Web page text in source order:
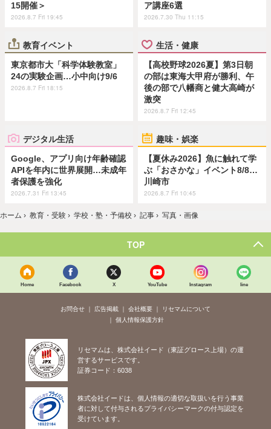
15開催＞
2026.8.7 Fri 19:45
ア講座6選
2026.7.30 Thu 11:15
教育イベント
東京都市大「科学体験教室」
24の実験企画…小中向け9/6
2026.8.7 Fri 18:15
生活・健康
【高校野球2026夏】第3日朝
の部は東海大甲府が勝利、午
後の部で八幡商と健大高崎が
激突
2026.8.7 Fri 12:45
デジタル生活
Google、アプリ向け年齢確認
APIを年内に世界展開…未成年
者保護を強化
2026.7.31 Fri 13:45
趣味・娯楽
【夏休み2026】魚に触れて学
ぶ「おさかな」イベント8/8…
川崎市
2026.8.7 Fri 10:45
ホーム › 教育・受験 › 学校・塾・予備校 › 記事 › 写真・画像
TOP
Home Facebook X YouTube Instagram line
お問合せ 広告掲載 会社概要
リセマムについて
個人情報保護方針
リセマムは、株式会社イード（東証グロース上場）の運
営するサービスです。
証券コード：6038
株式会社イードは、個人情報の適切な取扱いを行う事業
者に対して付与されるプライバシーマークの付与認定を
受けています。